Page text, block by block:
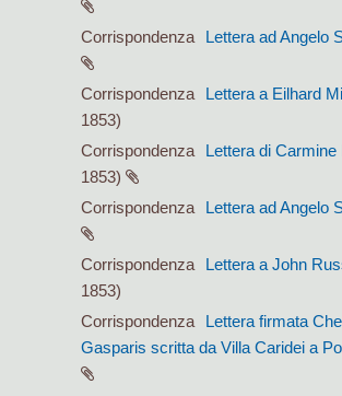
Corrispondenza Lettera ad Angelo
Corrispondenza Lettera a Eilhard
1853)
Corrispondenza
Lettera di Carmine
1853)
Corrispondenza
Lettera ad Angelo
Corrispondenza Lettera a John
1853)
Corrispondenza
Lettera firmata
Gasparis scritta da Villa Caridei a